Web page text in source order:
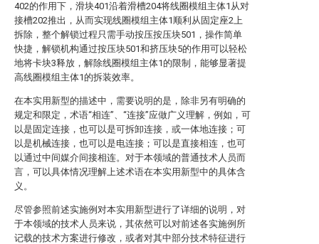
402的作用下，滑块401沿着滑槽204将线圈模组主体1从对
接槽202推出，从而实现线圈模组主体1顺利从固定座2上
拆除，整个解锁过程只需手动按压按压块501，操作简单
快捷，解锁机构通过按压块501和挤压块5的作用可以轻松
地将卡块3释放，解除线圈模组主体1的限制，能够显著提
高线圈模组主体1的拆装效率。
在本实用新型的描述中，需要说明的是，除非另有明确的
规定和限定，术语“相连”、“连接”应做广义理解，例如，可
以是固定连接，也可以是可拆卸连接，或一体地连接；可
以是机械连接，也可以是电连接；可以是直接相连，也可
以通过中间媒介间接相连。对于本领域的普通技术人员而
言，可以具体情况理解上述术语在本实用新型中的具体含
义。
尽管参照前述实施例对本实用新型进行了详细的说明，对
于本领域的技术人员来说，其依然可以对前述各实施例所
记载的技术方案进行修改，或者对其中部分技术特征进行